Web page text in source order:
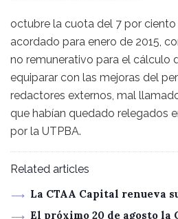
octubre la cuota del 7 por ciento
acordado para enero de 2015,
no remunerativo para el cálculo
equiparar con las mejoras del
redactores externos, mal
que habían quedado relegados
por la UTPBA.
Related articles
La CTAA Capital renueva
El próximo 20 de agosto la